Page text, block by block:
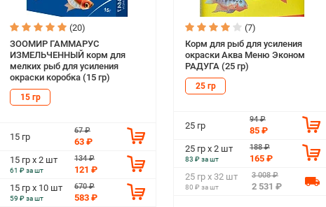
(20)
ЗООМИР ГАММАРУС
ИЗМЕЛЬЧЕННЫЙ корм для
мелких рыб для усиления
окраски коробка (15 гр)
15 гр
15 гр
67 ₽
63 ₽
15 гр х 2 шт
61 ₽ за шт
134 ₽
121 ₽
15 гр х 10 шт
59 ₽ за шт
670 ₽
583 ₽
(7)
Корм для рыб для усиления
окраски Аква Меню Эконом
РАДУГА (25 гр)
25 гр
25 гр
94 ₽
85 ₽
25 гр х 2 шт
83 ₽ за шт
188 ₽
165 ₽
25 гр х 32 шт
80 ₽ за шт
3 008 ₽
2 531 ₽